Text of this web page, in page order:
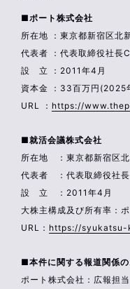
■ポート株式会社
所在地 ：東京都新宿区北
代表者 ：代表取締役社長
設 立 ：2011年4月
資本金 ：33百万円(2025
URL ： https://
■就活会議株式会社
所在地 ：東京都新宿区
代表者 ：代表取締役社
設 立 ：2011年4月
大株主構成及び所有率：
URL： https://
■本件に関する報道関係
ポート株式会社：広報担